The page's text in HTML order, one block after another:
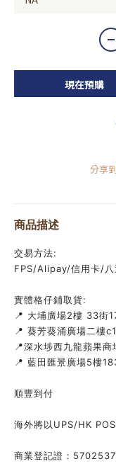
現在預購
分享到
商品描述
交易方法:
FPS/Alipay/信用卡/
實體格仔鋪取貨:
📍 大埔廣場2樓 33街
📍 葵芳葵涌廣場二樓
📍深水埗西九龍蘋果
📍 藍田匯景廣場5樓
順豐到付
海外將以UPS/HK
商業登記證：